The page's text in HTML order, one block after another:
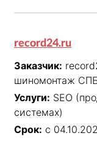
record24.ru
Заказчик:
шиномонтаж
Услуги: SEO
системах)
Срок: с